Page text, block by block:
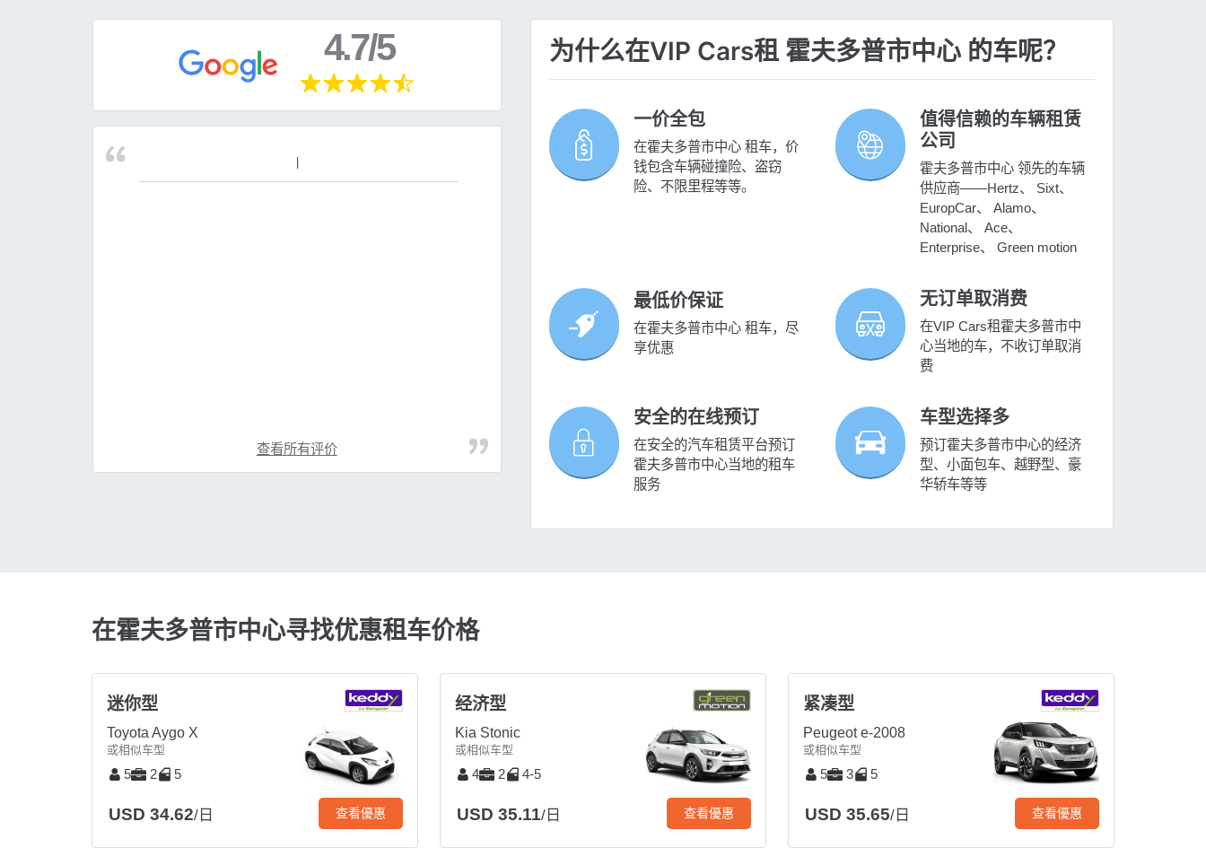
4.7/5
查看所有评价
为什么在VIP Cars租 霍夫多普市中心 的车呢？
一价全包
在霍夫多普市中心 租车，价
钱包含车辆碰撞险、盗窃
险、不限里程等等。
值得信赖的车辆租赁
公司
霍夫多普市中心 领先的车辆
供应商——Hertz、 Sixt、
EuropCar、 Alamo、
National、 Ace、
Enterprise、 Green motion
最低价保证
在霍夫多普市中心 租车，尽
享优惠
无订单取消费
在VIP Cars租霍夫多普市中
心当地的车，不收订单取消
费
安全的在线预订
在安全的汽车租赁平台预订
霍夫多普市中心当地的租车
服务
车型选择多
预订霍夫多普市中心的经济
型、小面包车、越野型、豪
华轿车等等
在霍夫多普市中心寻找优惠租车价格
迷你型
Toyota Aygo X
或相似车型
5 2 5
USD 34.62/日 查看優惠
经济型
Kia Stonic
或相似车型
4 2 4-5
USD 35.11/日 查看優惠
紧凑型
Peugeot e-2008
或相似车型
5 3 5
USD 35.65/日 查看優惠